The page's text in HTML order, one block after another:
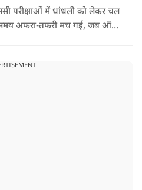
परीक्षाओं में धांधली को लेकर चल
समय अफरा-तफरी मच गई, जब ऑल